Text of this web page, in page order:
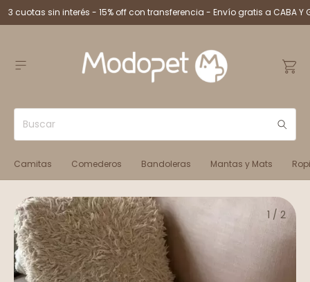
3 cuotas sin interés - 15% off con transferencia - Envío gratis a CABA Y
Camitas Comederos Bandoleras Mantas y Mats
1 / 2